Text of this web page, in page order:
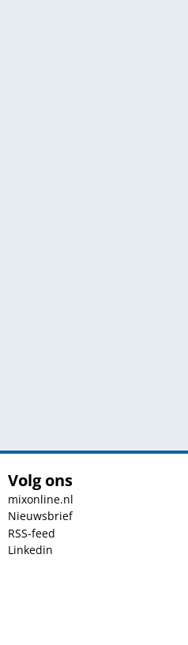
Volg ons
mixonline.nl
Nieuwsbrief
RSS-feed
Linkedin